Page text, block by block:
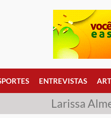
ENTREVISTAS
Larissa